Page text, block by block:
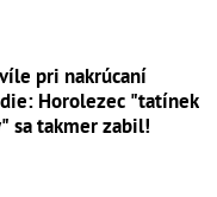
pri nakrúcaní
Horolezec "tatínek
sa takmer zabil!